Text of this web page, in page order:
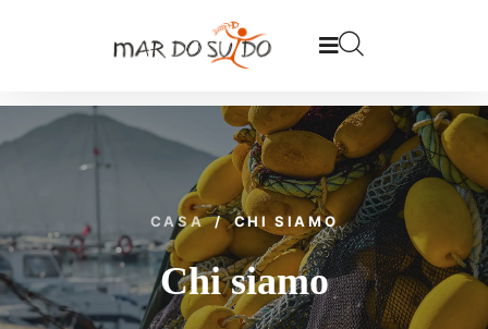
CASA / CHI SIAMO
Chi siamo